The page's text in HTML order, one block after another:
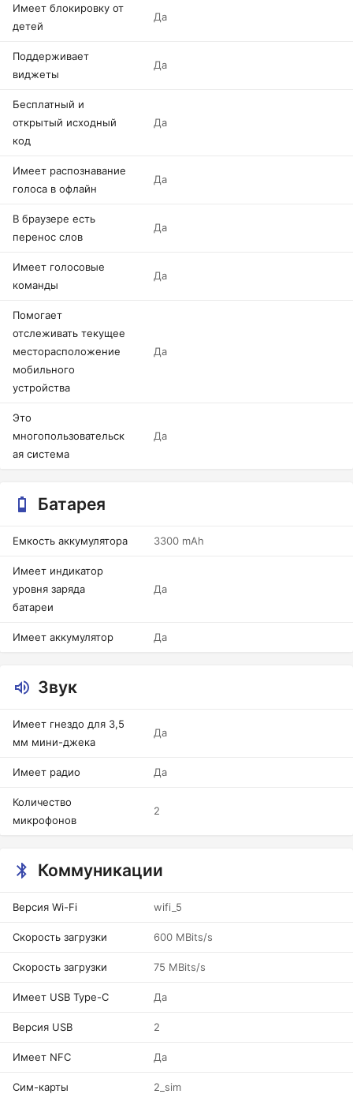
Имеет блокировку от
детей
Да
Поддерживает
виджеты
Да
Бесплатный и
открытый исходный
код
Да
Имеет распознавание
голоса в офлайн
Да
В браузере есть
перенос слов
Да
Имеет голосовые
команды
Да
Помогает
отслеживать текущее
месторасположение
мобильного
устройства
Да
Это
многопользовательск
ая система
Да
Батарея
Емкость аккумулятора 3300 mAh
Имеет индикатор
уровня заряда
батареи
Да
Имеет аккумулятор Да
Звук
Имеет гнездо для 3,5
мм мини-джека
Да
Имеет радио Да
Количество
микрофонов
2
Коммуникации
Версия Wi-Fi wifi_5
Скорость загрузки 600 MBits/s
Скорость загрузки 75 MBits/s
Имеет USB Type-C Да
Версия USB 2
Имеет NFC Да
Сим-карты 2_sim